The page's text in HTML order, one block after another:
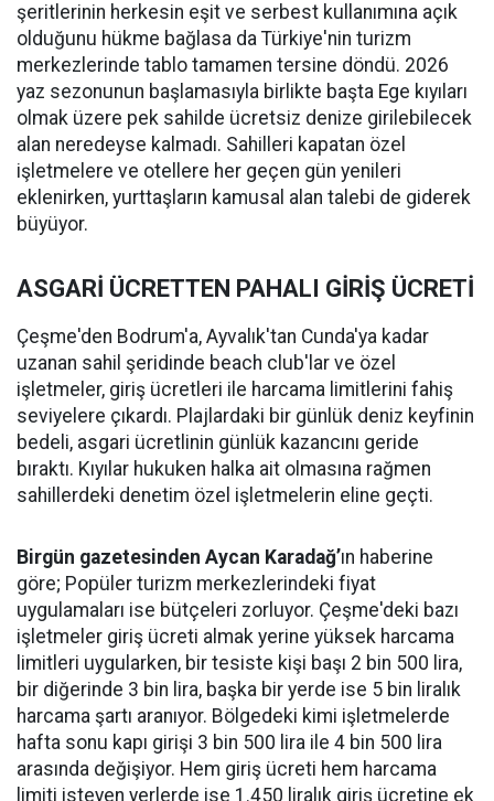
şeritlerinin herkesin eşit ve serbest kullanımına açık
olduğunu hükme bağlasa da Türkiye'nin turizm
merkezlerinde tablo tamamen tersine döndü. 2026
yaz sezonunun başlamasıyla birlikte başta Ege kıyıları
olmak üzere pek sahilde ücretsiz denize girilebilecek
alan neredeyse kalmadı. Sahilleri kapatan özel
işletmelere ve otellere her geçen gün yenileri
eklenirken, yurttaşların kamusal alan talebi de giderek
büyüyor.
ASGARİ ÜCRETTEN PAHALI GİRİŞ ÜCRETİ
Çeşme'den Bodrum'a, Ayvalık'tan Cunda'ya kadar
uzanan sahil şeridinde beach club'lar ve özel
işletmeler, giriş ücretleri ile harcama limitlerini fahiş
seviyelere çıkardı. Plajlardaki bir günlük deniz keyfinin
bedeli, asgari ücretlinin günlük kazancını geride
bıraktı. Kıyılar hukuken halka ait olmasına rağmen
sahillerdeki denetim özel işletmelerin eline geçti.
Birgün gazetesinden Aycan Karadağ’ın haberine
göre; Popüler turizm merkezlerindeki fiyat
uygulamaları ise bütçeleri zorluyor. Çeşme'deki bazı
işletmeler giriş ücreti almak yerine yüksek harcama
limitleri uygularken, bir tesiste kişi başı 2 bin 500 lira,
bir diğerinde 3 bin lira, başka bir yerde ise 5 bin liralık
harcama şartı aranıyor. Bölgedeki kimi işletmelerde
hafta sonu kapı girişi 3 bin 500 lira ile 4 bin 500 lira
arasında değişiyor. Hem giriş ücreti hem harcama
limiti isteyen yerlerde ise 1.450 liralık giriş ücretine ek